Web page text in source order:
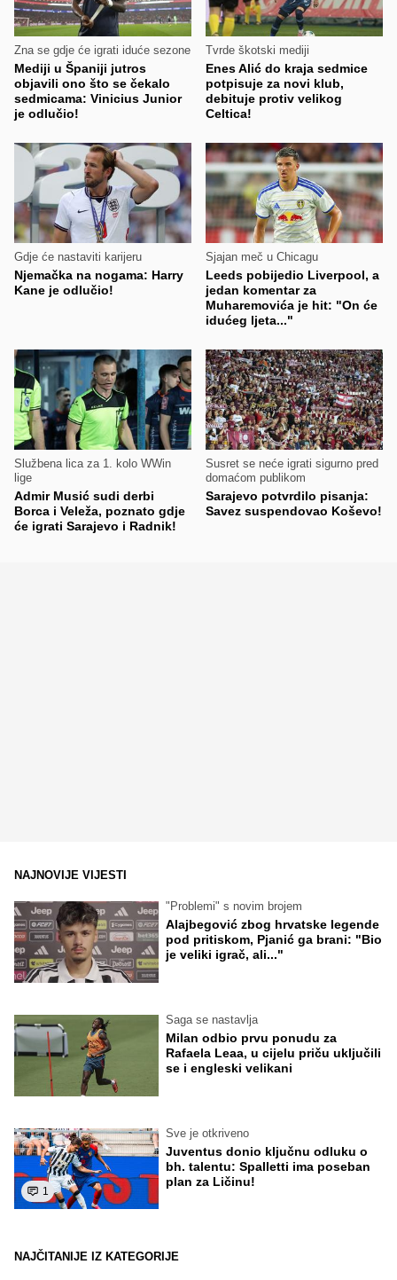
Zna se gdje će igrati iduće sezone
Mediji u Španiji jutros
objavili ono što se čekalo
sedmicama: Vinicius Junior
je odlučio!
Tvrde škotski mediji
Enes Alić do kraja sedmice
potpisuje za novi klub,
debituje protiv velikog
Celtica!
Gdje će nastaviti karijeru
Njemačka na nogama: Harry
Kane je odlučio!
Sjajan meč u Chicagu
Leeds pobijedio Liverpool, a
jedan komentar za
Muharemovića je hit: "On će
idućeg ljeta..."
Službena lica za 1. kolo WWin
lige
Admir Musić sudi derbi
Borca i Veleža, poznato gdje
će igrati Sarajevo i Radnik!
Susret se neće igrati sigurno pred
domaćom publikom
Sarajevo potvrdilo pisanja:
Savez suspendovao Koševo!
NAJNOVIJE VIJESTI
"Problemi" s novim brojem
Alajbegović zbog hrvatske legende
pod pritiskom, Pjanić ga brani: "Bio
je veliki igrač, ali..."
Saga se nastavlja
Milan odbio prvu ponudu za
Rafaela Leaa, u cijelu priču uključili
se i engleski velikani
1
Sve je otkriveno
Juventus donio ključnu odluku o
bh. talentu: Spalletti ima poseban
plan za Ličinu!
NAJČITANIJE IZ KATEGORIJE